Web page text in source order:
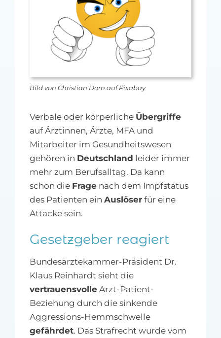
MFA-heute Newsletter-Anmeldung
Über uns
Ihre Werbung auf MFA-heute.de
SucheBild von Christian Dorn auf Pixabay
Verbale oder körperliche Übergriffe
auf Ärztinnen, Ärzte, MFA und
Mitarbeiter im Gesundheitswesen
gehören in Deutschland leider immer
mehr zum Berufsalltag. Da kann
schon die Fragenach dem Impfstatus
des Patienten ein Auslöserfür eine
Attacke sein.
Gesetzgeber reagiert
Bundesärztekammer-Präsident Dr.
Klaus Reinhardt sieht die
vertrauensvolleArzt-Patient-
Beziehung durch die sinkende
Aggressions-Hemmschwelle
gefährdet. Das Strafrecht wurde vom